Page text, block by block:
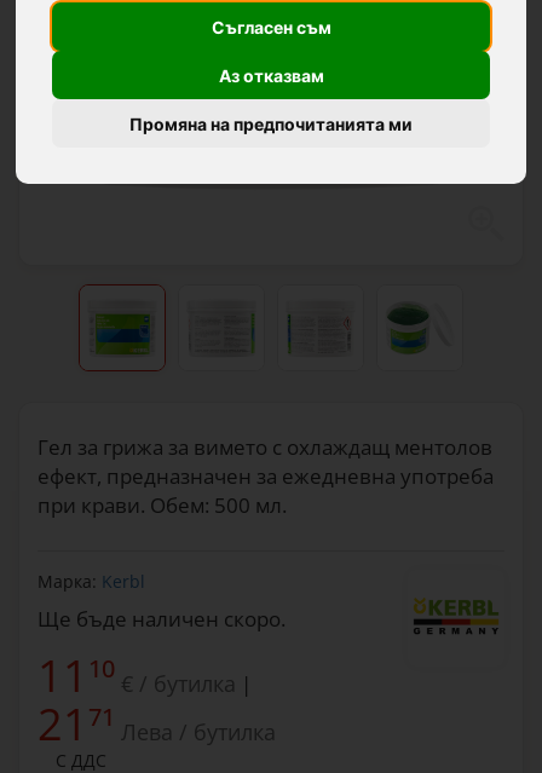
Съгласен съм
Аз отказвам
Промяна на предпочитанията ми
Гел за грижа за вимето с охлаждащ ментолов
ефект, предназначен за ежедневна употреба
при крави. Обем: 500 мл.
Марка: Kerbl
Ще бъде наличен скоро.
11 10 € / бутилка |
21 71 Лева / бутилка
С ДДС